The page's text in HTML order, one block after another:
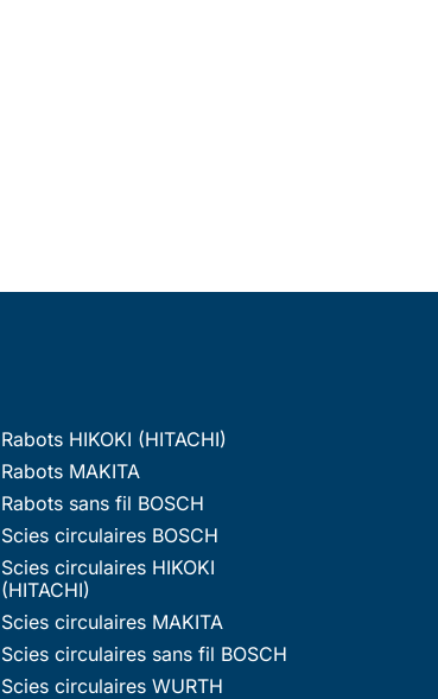
Rabots HIKOKI (HITACHI)
Rabots MAKITA
Rabots sans fil BOSCH
Scies circulaires BOSCH
Scies circulaires HIKOKI
(HITACHI)
Scies circulaires MAKITA
Scies circulaires sans fil BOSCH
Scies circulaires WURTH